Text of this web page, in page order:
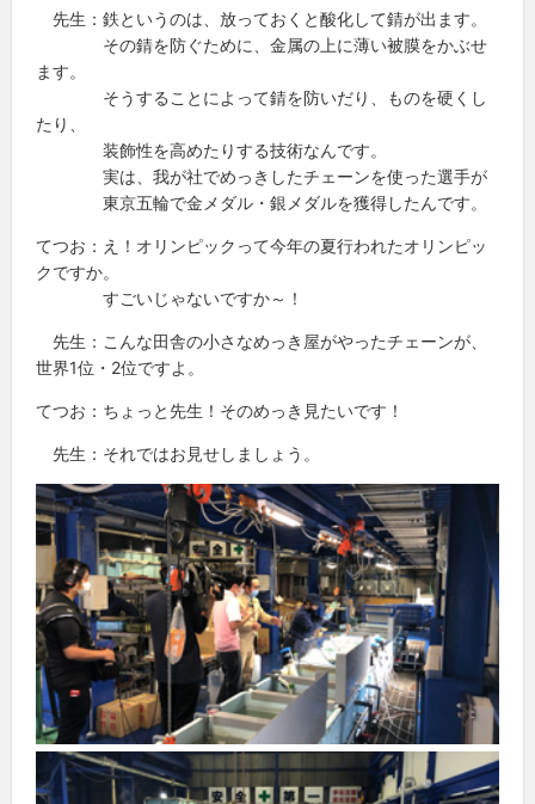
先生：鉄というのは、放っておくと酸化して錆が出ます。
その錆を防ぐために、金属の上に薄い被膜をかぶせ
ます。
そうすることによって錆を防いだり、ものを硬くし
たり、
装飾性を高めたりする技術なんです。
実は、我が社でめっきしたチェーンを使った選手が
東京五輪で金メダル・銀メダルを獲得したんです。
てつお：え！オリンピックって今年の夏行われたオリンピッ
クですか。
すごいじゃないですか～！
先生：こんな田舎の小さなめっき屋がやったチェーンが、
世界1位・2位ですよ。
てつお：ちょっと先生！そのめっき見たいです！
先生：それではお見せしましょう。